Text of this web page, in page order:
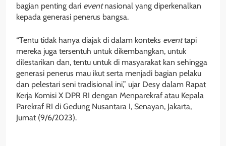
bagian penting dari eventnasional yang diperkenalkan
kepada generasi penerus bangsa.
“Tentu tidak hanya diajak di dalam konteks eventtapi
mereka juga tersentuh untuk dikembangkan, untuk
dilestarikan dan, tentu untuk di masyarakat kan sehingga
generasi penerus mau ikut serta menjadi bagian pelaku
dan pelestari seni tradisional ini,” ujar Desy dalam Rapat
Kerja Komisi X DPR RI dengan Menparekraf atau Kepala
Parekraf RI di Gedung Nusantara I, Senayan, Jakarta,
Jumat (9/6/2023).